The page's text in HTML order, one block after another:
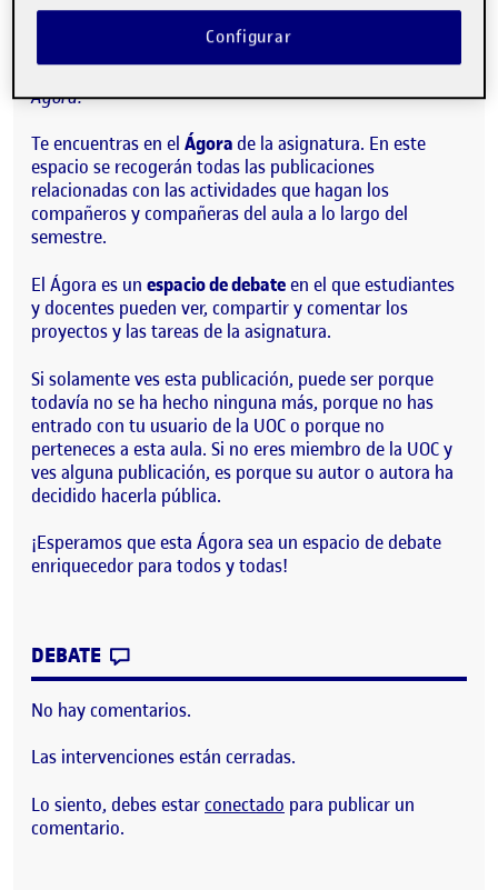
Esta publicación se ha generado automáticamente en el
Ágora.
Te encuentras en el Ágora de la asignatura. En este
espacio se recogerán todas las publicaciones
relacionadas con las actividades que hagan los
compañeros y compañeras del aula a lo largo del
semestre.
El Ágora es un espacio de debateen el que estudiantes
y docentes pueden ver, compartir y comentar los
proyectos y las tareas de la asignatura.
Si solamente ves esta publicación, puede ser porque
todavía no se ha hecho ninguna más, porque no has
entrado con tu usuario de la UOC o porque no
perteneces a esta aula. Si no eres miembro de la UOC y
ves alguna publicación, es porque su autor o autora ha
decidido hacerla pública.
¡Esperamos que esta Ágora sea un espacio de debate
enriquecedor para todos y todas!
DEBATE
No hay comentarios.
Las intervenciones están cerradas.
Lo siento, debes estarconectado para publicar un
comentario.
Configurar